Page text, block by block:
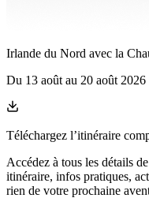
Irlande du Nord avec la
Du 13 août au 20 août 2026
Téléchargez l’itinéraire
Accédez à tous les détails
itinéraire, infos pratiques,
rien de votre prochaine